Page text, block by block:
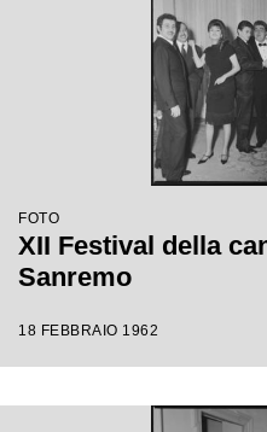
FOTO
XII Festival della
Sanremo
18 FEBBRAIO 1962